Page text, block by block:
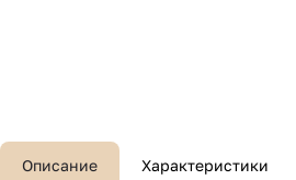
Описание Характеристики